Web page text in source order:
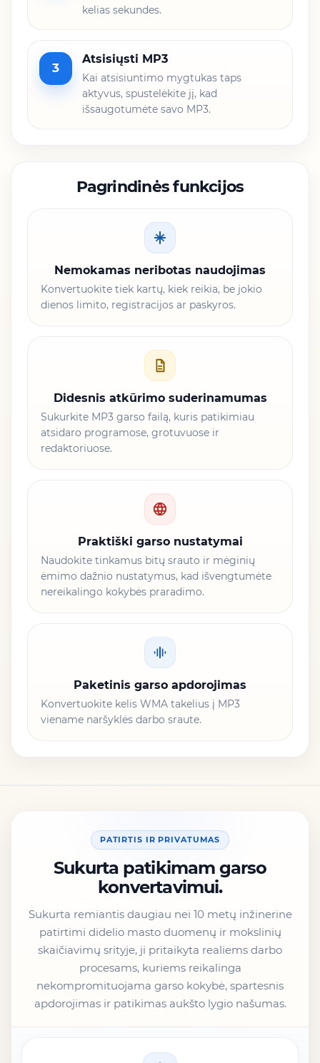
kelias sekundes.
3
Atsisiųsti MP3
Kai atsisiuntimo mygtukas taps
aktyvus, spustelėkite jį, kad
išsaugotumėte savo MP3.
Pagrindinės funkcijos
Nemokamas neribotas naudojimas
Konvertuokite tiek kartų, kiek reikia, be jokio
dienos limito, registracijos ar paskyros.
Didesnis atkūrimo suderinamumas
Sukurkite MP3 garso failą, kuris patikimiau
atsidaro programose, grotuvuose ir
redaktoriuose.
Praktiški garso nustatymai
Naudokite tinkamus bitų srauto ir mėginių
ėmimo dažnio nustatymus, kad išvengtumėte
nereikalingo kokybės praradimo.
Paketinis garso apdorojimas
Konvertuokite kelis WMA takelius į MP3
viename naršyklės darbo sraute.
PATIRTIS IR PRIVATUMAS
Sukurta patikimam garso
konvertavimui.
Sukurta remiantis daugiau nei 10 metų inžinerine
patirtimi didelio masto duomenų ir mokslinių
skaičiavimų srityje, ji pritaikyta realiems darbo
procesams, kuriems reikalinga
nekompromituojama garso kokybė, spartesnis
apdorojimas ir patikimas aukšto lygio našumas.